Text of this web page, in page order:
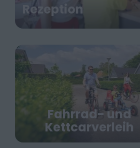
Rezeption
Fahrrad- und
Kettcarverleih